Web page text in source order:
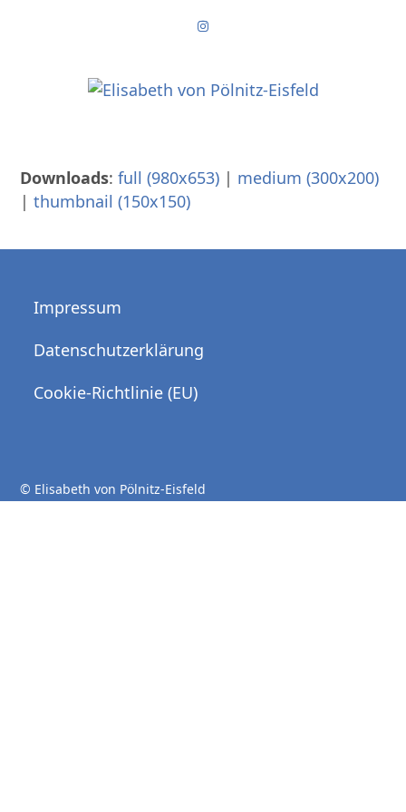
Instagram
Downloads:full (980x653) | medium (300x200)
|thumbnail (150x150)
Impressum
Datenschutzerklärung
Cookie-Richtlinie (EU)
© Elisabeth von Pölnitz-Eisfeld